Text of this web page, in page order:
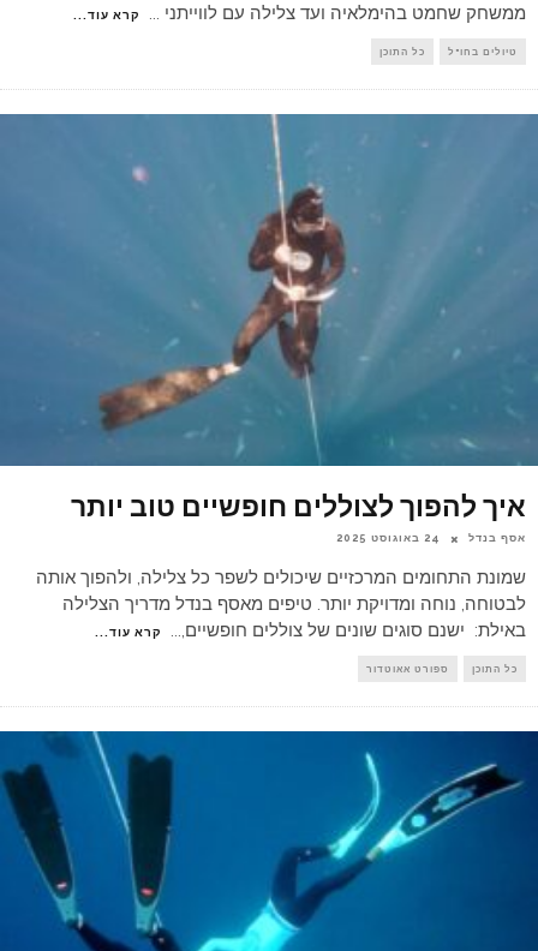
ממשחק שחמט בהימלאיה ועד צלילה עם לווייתני ... קרא עוד...
טיולים בחו"ל כל התוכן
איך להפוך לצוללים חופשיים טוב יותר
אסף בנדל 24 באוגוסט 2025
שמונת התחומים המרכזיים שיכולים לשפר כל צלילה, ולהפוך אותה
לבטוחה, נוחה ומדויקת יותר. טיפים מאסף בנדל מדריך הצלילה
באילת: ישנם סוגים שונים של צוללים חופשיים,... קרא עוד...
כל התוכן ספורט אאוטדור